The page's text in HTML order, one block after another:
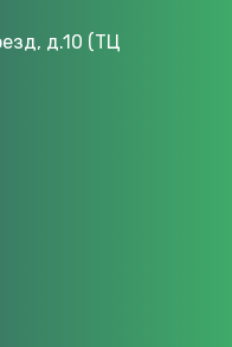
д.10 (ТЦ